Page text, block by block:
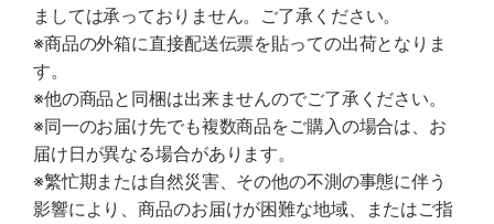
ましては承っておりません。ご了承ください。
※商品の外箱に直接配送伝票を貼っての出荷となりま
す。
※他の商品と同梱は出来ませんのでご了承ください。
※同一のお届け先でも複数商品をご購入の場合は、お
届け日が異なる場合があります。
※繁忙期または自然災害、その他の不測の事態に伴う
影響により、商品のお届けが困難な地域、またはご指